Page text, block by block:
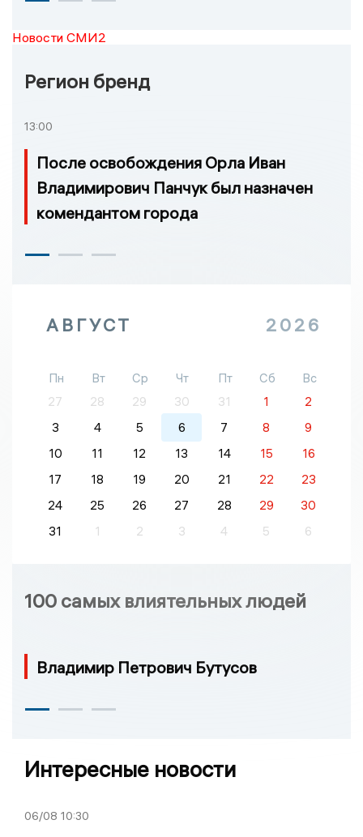
Новости СМИ2
Регион бренд
13:00
После освобождения Орла Иван
Владимирович Панчук был назначен
комендантом города
АВГУСТ 2026
Пн Вт Ср Чт Пт Сб
Вс
27
28 29 30 31 1
2
3
4 5 6 7 8
9
10
11 12 13 14 15
16
17
18 19 20 21 22
23
24
25 26 27 28 29
30
31
1 2 3 4 5 6
100 самых влиятельных людей
Владимир Петрович Бутусов
Интересные новости
06/08 10:30